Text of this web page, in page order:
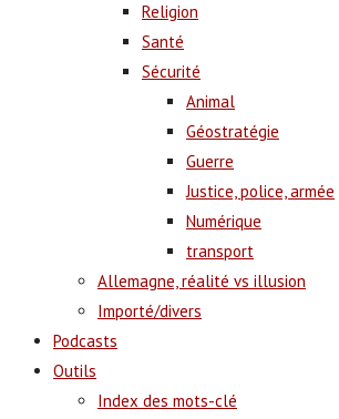
Religion
Santé
Sécurité
Animal
Géostratégie
Guerre
Justice, police, armée
Numérique
transport
Allemagne, réalité vs illusion
Importé/divers
Podcasts
Outils
Index des mots-clé